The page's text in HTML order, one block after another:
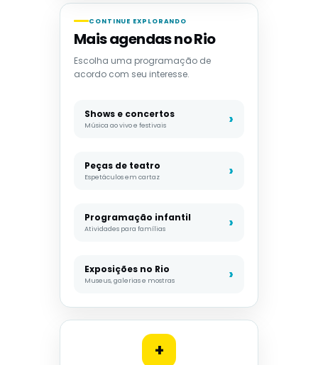
CONTINUE EXPLORANDO
Mais agendas no Rio
Escolha uma programação de
acordo com seu interesse.
Shows e concertos
Música ao vivo e festivais
Peças de teatro
Espetáculos em cartaz
Programação infantil
Atividades para famílias
Exposições no Rio
Museus, galerias e mostras
+